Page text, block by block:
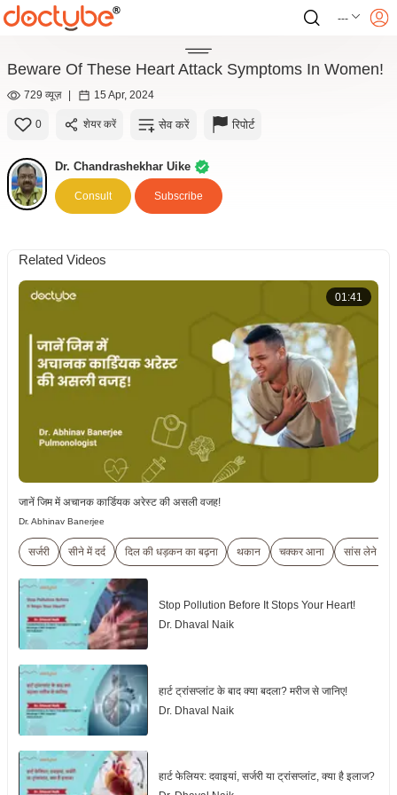
---
Beware Of These Heart Attack Symptoms In Women!
729 व्यूज़ | 15 Apr, 2024
0 शेयर करें सेव करें रिपोर्ट
Dr. Chandrashekhar Uike
Consult Subscribe
Related Videos
01:41
जानें जिम में अचानक कार्डियक अरेस्ट की असली वजह!
Dr. Abhinav Banerjee
सर्जरी सीने में दर्द दिल की धड़कन का बढ़ना थकान चक्कर आना सांस लेने में
Stop Pollution Before It Stops Your Heart!
Dr. Dhaval Naik
हार्ट ट्रांसप्लांट के बाद क्या बदला? मरीज से जानिए!
Dr. Dhaval Naik
हार्ट फेलियर: दवाइयां, सर्जरी या ट्रांसप्लांट, क्या है इलाज?